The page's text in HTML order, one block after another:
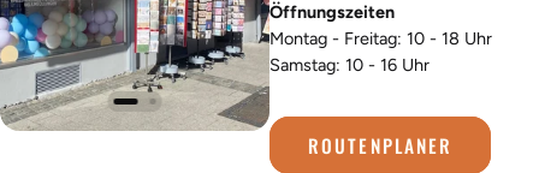
Öffnungszeiten
Montag - Freitag: 10 - 18 Uhr
Samstag: 10 - 16 Uhr
ROUTENPLANER